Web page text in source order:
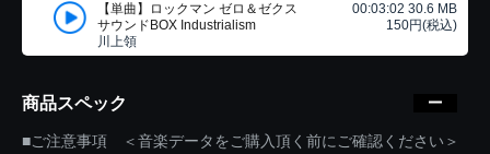
【単曲】ロックマン ゼロ＆ゼクス
サウンドBOX Industrialism
川上領
00:03:02 30.6 MB
150円(税込)
商品スペック
■ご注意事項 ＜音楽データをご購入頂く前にご確認ください＞